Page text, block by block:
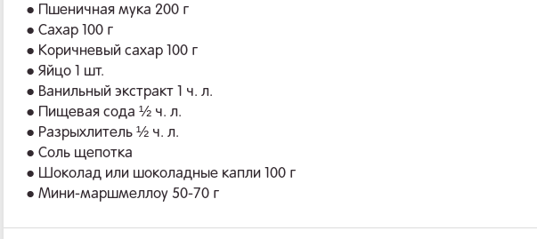
● Пшеничная мука 200 г
● Сахар 100 г
● Коричневый сахар 100 г
● Яйцо 1 шт.
● Ванильный экстракт 1 ч. л.
● Пищевая сода ½ ч. л.
● Разрыхлитель ½ ч. л.
● Соль щепотка
● Шоколад или шоколадные капли 100 г
● Мини-маршмеллоу 50-70 г